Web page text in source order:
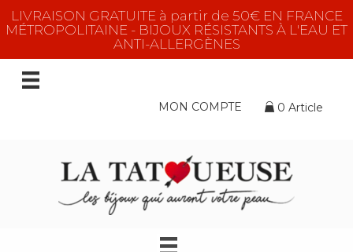
LIVRAISON GRATUITE à partir de 50€ EN FRANCE
MÉTROPOLITAINE - BIJOUX RÉSISTANTS À L'EAU ET
ANTI-ALLERGÈNES
MON COMPTE 0 Article